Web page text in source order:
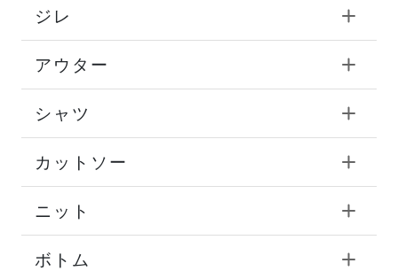
ジレ
アウター
シャツ
カットソー
ニット
ボトム